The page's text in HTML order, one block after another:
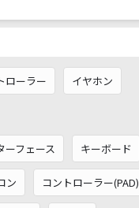
ローラー イヤホン
ーフェース キーボード
ン コントローラー(PAD)